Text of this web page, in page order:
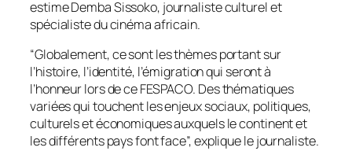
estime Demba Sissoko, journaliste culturel et
spécialiste du cinéma africain.
“Globalement, ce sont les thèmes portant sur
l’histoire, l’identité, l’émigration qui seront à
l’honneur lors de ce FESPACO. Des thématiques
variées qui touchent les enjeux sociaux, politiques,
culturels et économiques auxquels le continent et
les différents pays font face”,explique le journaliste.